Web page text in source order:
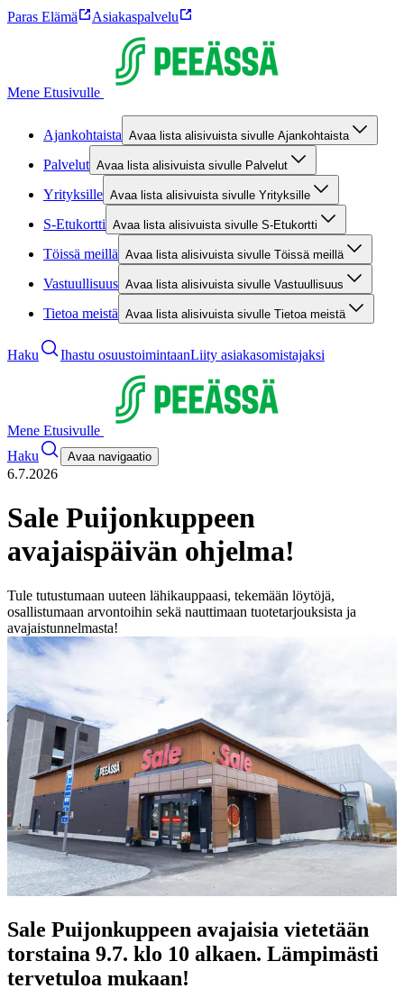
Paras Elämä Asiakaspalvelu
Mene Etusivulle
Ajankohtaista Avaa lista alisivuista sivulle Ajankohtaista
Palvelut Avaa lista alisivuista sivulle Palvelut
Yrityksille Avaa lista alisivuista sivulle Yrityksille
S-Etukortti Avaa lista alisivuista sivulle S-Etukortti
Töissä meillä Avaa lista alisivuista sivulle Töissä meillä
Vastuullisuus Avaa lista alisivuista sivulle Vastuullisuus
Tietoa meistä Avaa lista alisivuista sivulle Tietoa meistä
Haku Ihastu osuustoimintaanLiity asiakasomistajaksi
Mene Etusivulle
Haku
Avaa navigaatio
6.7.2026
Sale Puijonkuppeen
avajaispäivän ohjelma!
Tule tutustumaan uuteen lähikauppaasi, tekemään löytöjä,
osallistumaan arvontoihin sekä nauttimaan tuotetarjouksista ja
avajaistunnelmasta!
Sale Puijonkuppeen avajaisia vietetään
torstaina 9.7. klo 10 alkaen. Lämpimästi
tervetuloa mukaan!